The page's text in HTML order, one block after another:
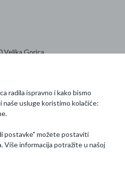
Velika Gorica
nas
radila ispravno i kako bismo
naše usluge koristimo kolačiće:
postavke" možete postaviti
Više informacija potražite u našoj